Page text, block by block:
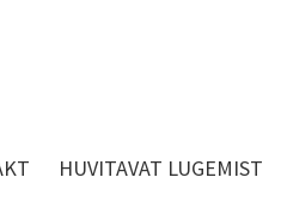
HUVITAVAT LUGEMIST